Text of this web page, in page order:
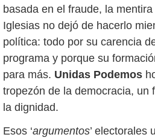
basada en el fraude, la
Iglesias no dejó de hacerlo
política: todo por su carencia
programa y porque su
para más. Unidas Podemos
tropezón de la democracia, un
la dignidad.
Esos ‘argumentos’ electorales